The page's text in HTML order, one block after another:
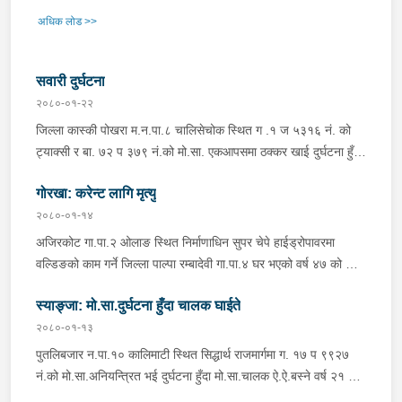
सवारी दुर्घटना
२०८०-०१-२२
जिल्ला कास्की पोखरा म.न.पा.८ चालिसेचोक स्थित ग .१ ज ५३१६ नं. को
ट्याक्सी र बा. ७२ प ३७९ नं.को मो.सा. एकआपसमा ठक्कर खाई दुर्घटना हुँदा
सुनार घाईते भई मेट्रोसिटी अस्पताल पोखरामा उपचार भईरहेको । दुबै सवारी
साधन र चालक प्रहरीको नियन्त्रणमा रहेको । जिल्ला कास्की पोखरा
म.न.पा.६ बुलौदी स्थित ग. १३ प ५४४२ नं.को मो.सा.अनियन्त्रित भई
दुर्घटना हुँदा मो.सा.चालक जिल्ला म्याग्दी अन्नपुर्ण गा.पा.६ बस्ने वर्ष २३ को
मो.सा.प्रहरीको नियन्त्रणमा रहेको ।
गोरखा: करेन्ट लागि मृत्यु
२०८०-०१-१४
अजिरकोट गा.पा.२ ओलाङ स्थित निर्माणाधिन सुपर चेपे हाईड्रोपावरमा
वल्डिङको काम गर्ने जिल्ला पाल्पा रम्बादेवी गा.पा.४ घर भएको वर्ष ४७ को केश
लागि मोडन अस्पताल भच्चेक गोरखा लगिएकोमा डाक्टरले चेकजाँच गर्दा मृत
घोषणा गरेको । सो सम्बन्धमा आवश्यक अनुसन्धान भईरहेको ।
स्याङ्जा: मो.सा.दुर्घटना हुँदा चालक घाईते
२०८०-०१-१३
पुतलिबजार न.पा.१० कालिमाटी स्थित सिद्धार्थ राजमार्गमा ग. १७ प ९९२७
नं.को मो.सा.अनियन्त्रित भई दुर्घटना हुँदा मो.सा.चालक ऐ.ऐ.बस्ने वर्ष २१ को
अधिक लोड >>